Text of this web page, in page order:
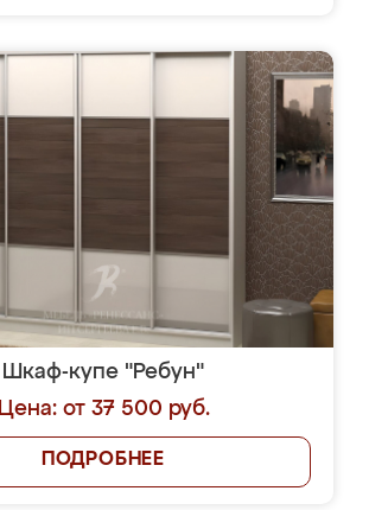
Шкаф-купе "Ребун"
Цена: от 37 500 руб.
ПОДРОБНЕЕ